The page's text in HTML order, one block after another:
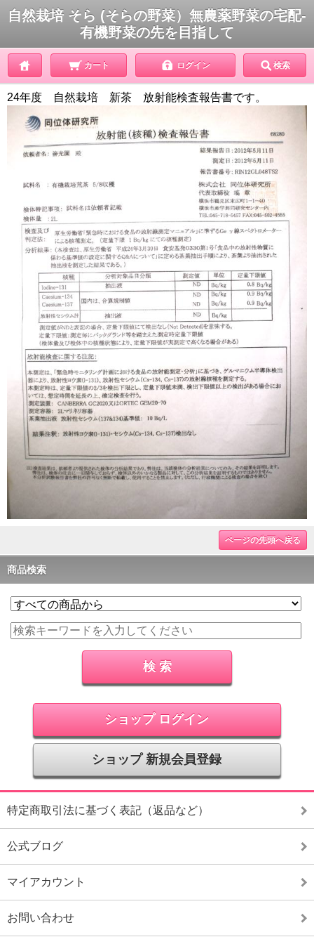
自然栽培 そら (そらの野菜）無農薬野菜の宅配-
有機野菜の先を目指して
カート ログイン 検索
24年度 自然栽培 新茶 放射能検査報告書です。
ページの先頭へ戻る
商品検索
ショップ ログイン
ショップ 新規会員登録
特定商取引法に基づく表記（返品など）
公式ブログ
マイアカウント
お問い合わせ